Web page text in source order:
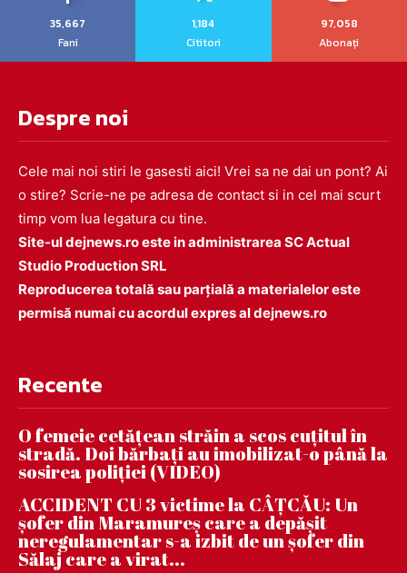
35,667
Fani
1,184
Cititori
97,058
Abonați
Despre noi
Cele mai noi stiri le gasesti aici! Vrei sa ne dai un pont? Ai
o stire? Scrie-ne pe adresa de contact si in cel mai scurt
timp vom lua legatura cu tine.
Site-ul dejnews.ro este in administrarea SC Actual
Studio Production SRL
Reproducerea totală sau parțială a materialelor este
permisă numai cu acordul expres al dejnews.ro
Recente
O femeie cetățean străin a scos cuțitul în
stradă. Doi bărbați au imobilizat-o până la
sosirea poliției (VIDEO)
ACCIDENT CU 3 victime la CÂȚCĂU: Un
șofer din Maramureș care a depășit
neregulamentar s-a izbit de un șofer din
Sălaj care a virat...